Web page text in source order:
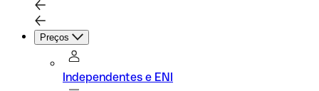
Preços
Independentes e ENI